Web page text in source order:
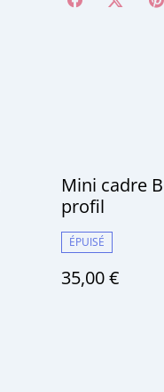
Mini cadre
profil
ÉPUISÉ
35,00 €